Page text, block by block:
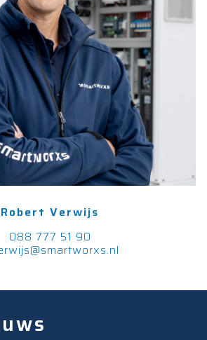
Robert Verwijs
088 777 51 90